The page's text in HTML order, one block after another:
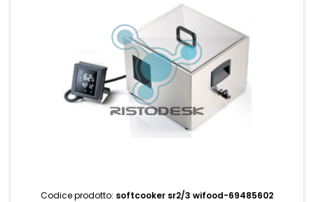
Codice prodotto: softcooker sr2/3 wifood-69485602